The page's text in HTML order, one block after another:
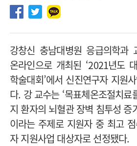
강창신 충남대병원 응급의학과
온라인으로 개최된 ‘2021년도
학술대회’에서 신진연구자 지원
다. 강 교수는 ‘목표체온조절치
지 환자의 뇌혈관 장벽 침투성 증
이라는 주제로 지원자 중 최고
자 지원사업 대상자로 선정됐다.